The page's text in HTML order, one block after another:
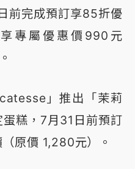
前完成預訂享85折優
專屬優惠價990元
」推出「茉莉
糕，7月31日前預訂
原價 1,280元）。